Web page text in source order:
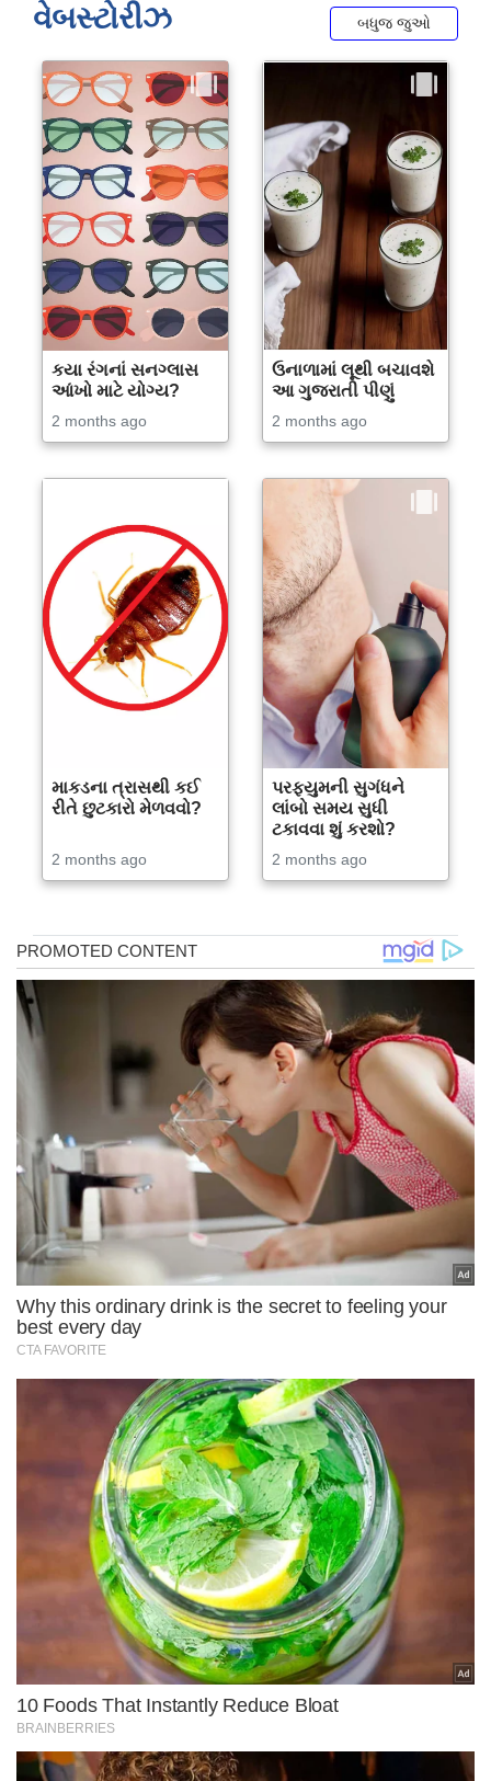
વેબસ્ટોરીઝ બધુજ જુઓ
કયા રંગનાં સનગ્લાસ
આંખો માટે યોગ્ય?
2 months ago
ઉનાળામાં લૂથી બચાવશે
આ ગુજરાતી પીણું
2 months ago
માકડના ત્રાસથી કઈ
રીતે છુટકારો મેળવવો?
2 months ago
પરફ્યુમની સુગંધને
લાંબો સમય સુધી
ટકાવવા શું કરશો?
2 months ago